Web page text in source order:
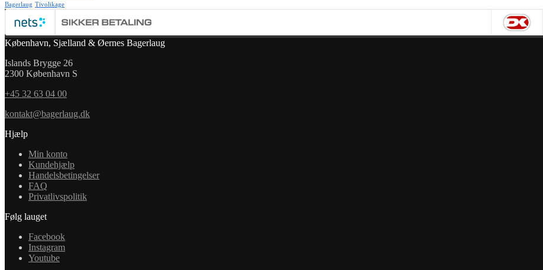
Bagerlaug Tivolikage
København, Sjælland & Øernes Bagerlaug
Islands Brygge 26
2300 København S
+45 32 63 04 00
kontakt@bagerlaug.dk
Hjælp
Min konto
Kundehjælp
Handelsbetingelser
FAQ
Privatlivspolitik
Følg lauget
Facebook
Instagram
Youtube